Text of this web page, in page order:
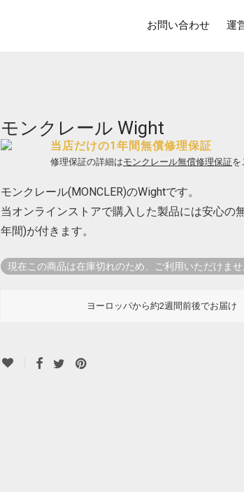
お問い合わせ 運
モンクレール Wight
当店だけの1年間無償修理保証
修理保証の詳細はモンクレール無償修理保証を
モンクレール(MONCLER)のWightです。
当オンラインストアで購入した製品には安心の
年間)が付きます。
現在この商品は在庫切れのため、ご利用いただけませ
ヨーロッパから約2週間前後でお届け